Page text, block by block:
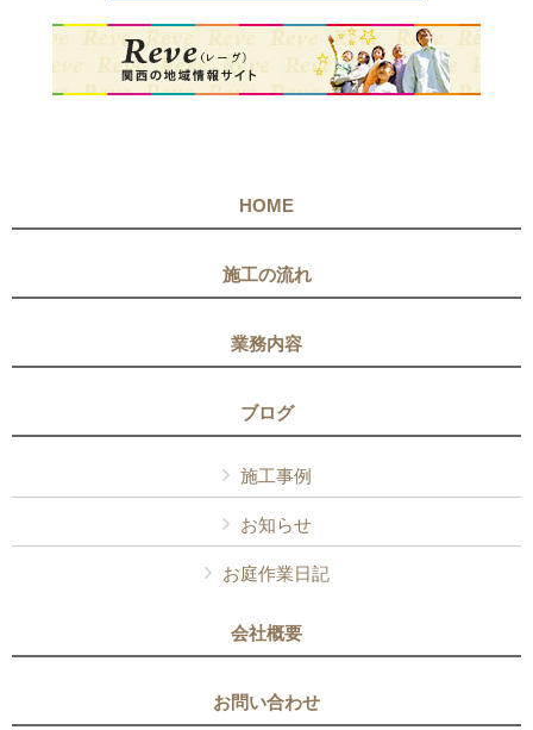
HOME
施工の流れ
業務内容
ブログ
施工事例
お知らせ
お庭作業日記
会社概要
お問い合わせ